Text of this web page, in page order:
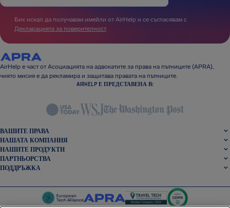
Бих искал да получавам имейли от AirHelp и се съгласявам с
Декларацията за поверителност.
AirHelp е част от Асоциацията на адвокатите за права на пътниците (APRA),
чиято мисия е да рекламира и защитава правата на пътниците.
AIRHELP Е ПРЕДСТАВЕНА В:
ВАШИТЕ ПРАВА
НАШАТА КОМПАНИЯ
НАШИТЕ ПРОДУКТИ
ПАРТНЬОРСТВА
ПОДДРЪЖКА